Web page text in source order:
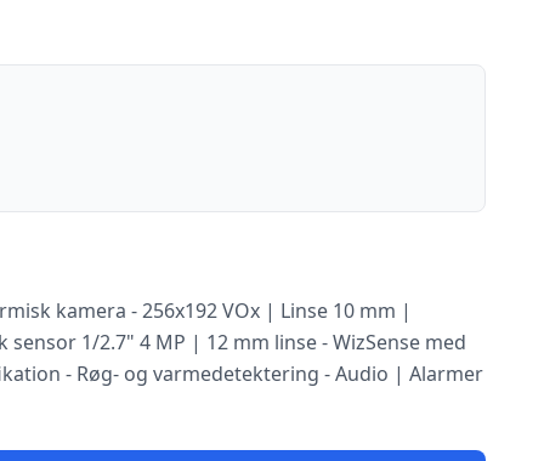
kamera - 256x192 VOx | Linse 10 mm |
sensor 1/2.7" 4 MP | 12 mm linse - WizSense med
- Røg- og varmedetektering - Audio | Alarmer